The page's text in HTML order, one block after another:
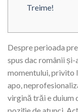
Treime!
Despre perioada
spus dac românii și-
momentului, privito
apo,
virgină trăi e duium
poziție de atunci.